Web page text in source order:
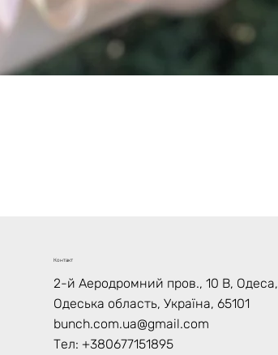
Контакт
2-й Аеродромний пров., 10 В, Одеса,
Одеська область, Україна, 65101
bunch.com.ua@gmail.com
Тел: +380677151895